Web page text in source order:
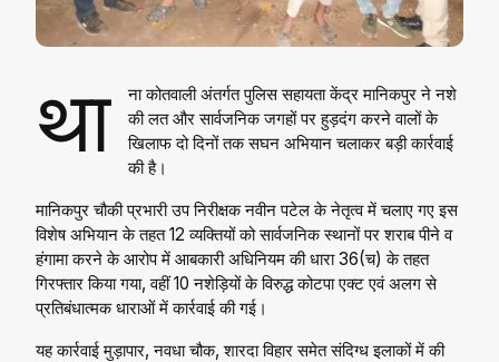
था
ना कोतवाली अंतर्गत पुलिस सहायता केंद्र मानिकपुर ने नशे
की लत और सार्वजनिक जगहों पर हुड़दंग करने वालों के
खिलाफ दो दिनों तक सघन अभियान चलाकर बड़ी कार्रवाई
की है।
मानिकपुर चौकी प्रभारी उप निरीक्षक नवीन पटेल के नेतृत्व में चलाए गए इस
विशेष अभियान के तहत 12 व्यक्तियों को सार्वजनिक स्थानों पर शराब पीने व
हंगामा करने के आरोप में आबकारी अधिनियम की धारा 36(च) के तहत
गिरफ्तार किया गया, वहीं 10 नशेड़ियों के विरुद्ध कोटपा एक्ट एवं अलग से
प्रतिबंधात्मक धाराओं में कार्रवाई की गई।
यह कार्रवाई मुड़ापार, नवधा चौक, शारदा विहार समेत संदिग्ध इलाकों में की